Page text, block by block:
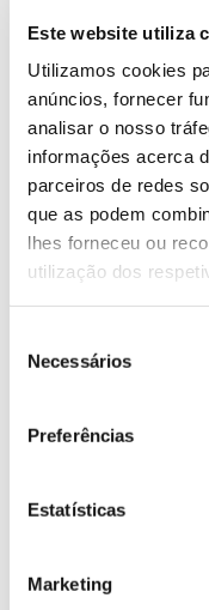
Este website utiliza
Utilizamos cookies
anúncios, fornecer
analisar o nosso
informações acerca
parceiros de redes
que as podem
lhes forneceu ou
utilização dos
Necessários
Preferências
Estatísticas
Marketing
tvedras.ptou os
Saiba mais
13.07.2026
Genoma do
conhecer para
Registar galhas
25.06.2026